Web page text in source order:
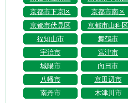
京都市下京区
京都市南区
京都市伏見区
京都市山科区
福知山市
舞鶴市
宇治市
宮津市
城陽市
向日市
八幡市
京田辺市
南丹市
木津川市